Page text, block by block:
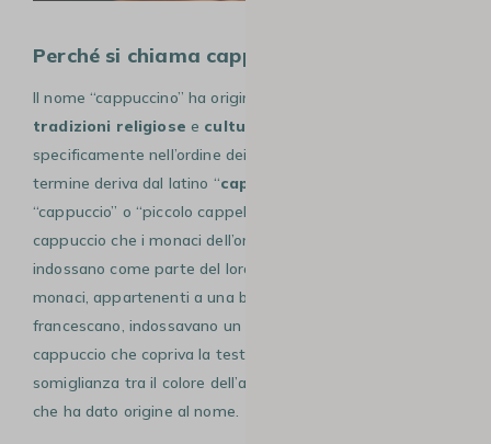
Perché si chiama cappuccino?
Il nome “cappuccino” ha origini che affondano nelle
tradizioni religiose e culturali italiane
specificamente nell’ordine dei
termine deriva dal latino “cappuccio
“cappuccio” o “piccolo cappello”, in riferimento al
cappuccio che i monaci dell’ordine dei Cappuccini
indossano come parte del loro abito tradizionale. Questi
monaci, appartenenti a una branca dell’ordine
francescano, indossavano un abito marrone chiaro con un
cappuccio che copriva la testa, ed è proprio questa
somiglianza tra il colore dell’abito e quello della bevanda
che ha dato origine al nome.